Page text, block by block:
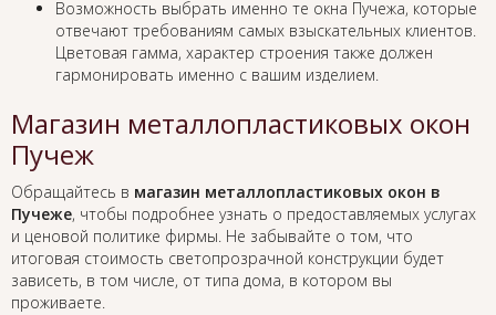
Возможность выбрать именно те окна Пучежа, которые
отвечают требованиям самых взыскательных клиентов.
Цветовая гамма, характер строения также должен
гармонировать именно с вашим изделием.
Магазин металлопластиковых окон
Пучеж
Обращайтесь в магазин металлопластиковых окон в
Пучеже, чтобы подробнее узнать о предоставляемых услугах
и ценовой политике фирмы. Не забывайте о том, что
итоговая стоимость светопрозрачной конструкции будет
зависеть, в том числе, от типа дома, в котором вы
проживаете.